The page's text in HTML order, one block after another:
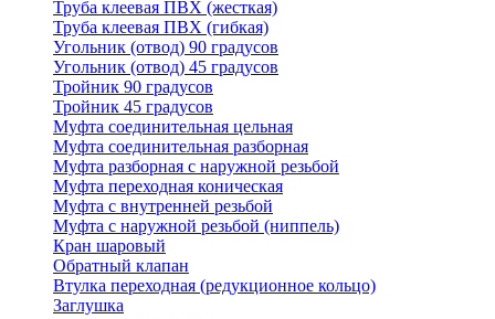
Труба клеевая ПВХ (жесткая)
Труба клеевая ПВХ (гибкая)
Угольник (отвод) 90 градусов
Угольник (отвод) 45 градусов
Тройник 90 градусов
Тройник 45 градусов
Муфта соединительная цельная
Муфта соединительная разборная
Муфта разборная с наружной резьбой
Муфта переходная коническая
Муфта с внутренней резьбой
Муфта с наружной резьбой (ниппель)
Кран шаровый
Обратный клапан
Втулка переходная (редукционное кольцо)
Заглушка